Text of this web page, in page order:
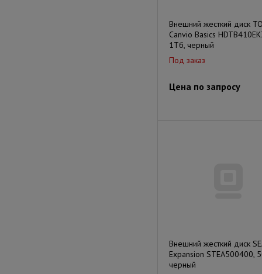
Внешний жесткий диск
Canvio Basics
1Тб, черный
Под заказ
Цена по запросу
Внешний жесткий диск
Expansion STEA500400,
черный